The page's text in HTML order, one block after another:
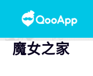
魔女之家